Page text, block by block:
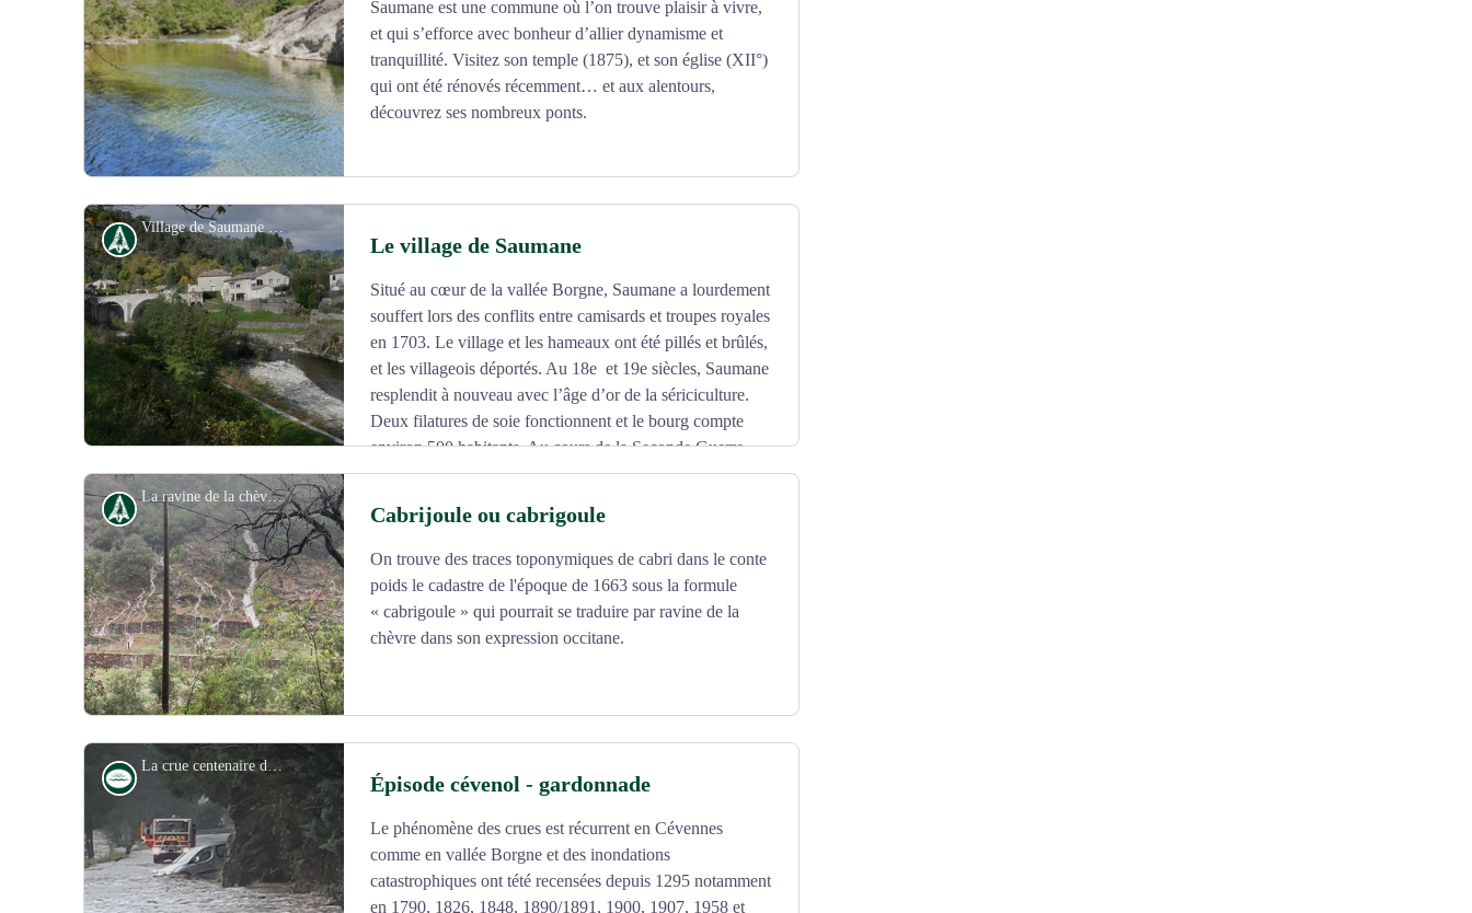
Voir l'image en plein écran
Voir l'image en plein écran
Saumane est une commune où l’on trouve plaisir à vivre,
et qui s’efforce avec bonheur d’allier dynamisme et
tranquillité. Visitez son temple (1875), et son église (XII°)
qui ont été rénovés récemment… et aux alentours,
découvrez ses nombreux ponts.
Village de Saumane - Nathalie Thomas
Voir l'image en plein écran
Histoire Le village de Saumane
Situé au cœur de la vallée Borgne, Saumane a lourdement
souffert lors des conflits entre camisards et troupes royales
en 1703. Le village et les hameaux ont été pillés et brûlés,
et les villageois déportés. Au 18e et 19e siècles, Saumane
resplendit à nouveau avec l’âge d’or de la sériciculture.
Deux filatures de soie fonctionnent et le bourg compte
environ 500 habitants. Au cours de la Seconde Guerre
mondiale, Saumane est un point d’appui de la résistance cévenole.
Aujourd’hui, la population est très dynamique et le village mise sur la découverte de la nature et
le tourisme durable.
La ravine de la chèvre ou Pisse Cabre - Gabin Lasherme
Voir l'image en plein écran
Histoire Cabrijoule ou cabrigoule
On trouve des traces toponymiques de cabri dans le conte
poids le cadastre de l'époque de 1663 sous la formule
« cabrigoule » qui pourrait se traduire par ravine de la
chèvre dans son expression occitane.
La crue centenaire du 19 septembre 2020 à Saumane - Gabin Lasherme
Eau Épisode cévenol - gardonnade
Le phénomène des crues est récurrent en Cévennes
comme en vallée Borgne et des inondations
catastrophiques ont tété recensées depuis 1295 notamment
en 1790, 1826, 1848, 1890/1891, 1900, 1907, 1958 et